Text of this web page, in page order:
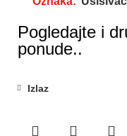
Pogledajte i
ponude..
Izlaz